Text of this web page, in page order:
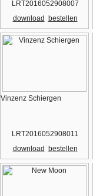
LRT2016052908007
download
bestellen
Vinzenz Schiergen
LRT2016052908011
download
bestellen